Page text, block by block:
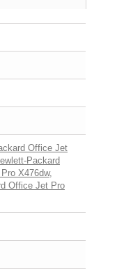
Office Jet
Packard
X476dw,
Office Jet Pro